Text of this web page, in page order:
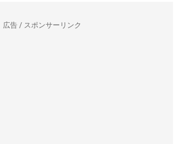
広告 / スポンサーリンク